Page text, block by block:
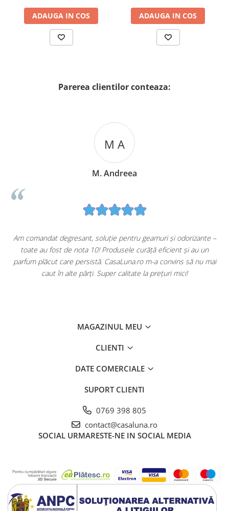
ADAUGA IN COS ADAUGA IN COS
Parerea clientilor conteaza:
M A
M. Andreea
Am comandat degresant, soluție pentru geamuri și odorizante –
toate au fost de nota 10! Produsele curăță eficient și au un
parfum plăcut care persistă. CasaLuna.ro m-a convins să nu mai
caut în alte părți. Super calitate la prețuri mici!
MAGAZINUL MEU
CLIENTI
DATE COMERCIALE
SUPORT CLIENTI
0769 398 805
contact@casaluna.ro
SOCIAL URMARESTE-NE IN SOCIAL MEDIA